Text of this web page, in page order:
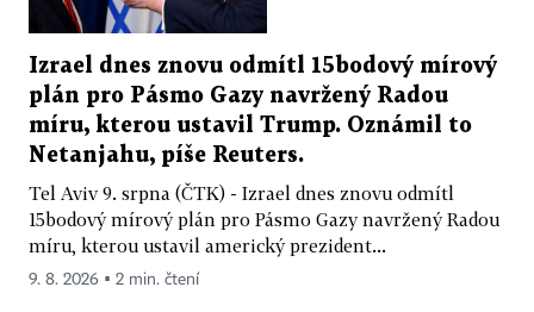
Izrael dnes znovu odmítl 15bodový mírový
plán pro Pásmo Gazy navržený Radou
míru, kterou ustavil Trump. Oznámil to
Netanjahu, píše Reuters.
Tel Aviv 9. srpna (ČTK) - Izrael dnes znovu odmítl
15bodový mírový plán pro Pásmo Gazy navržený Radou
míru, kterou ustavil americký prezident...
9. 8. 2026 ▪ 2 min. čtení